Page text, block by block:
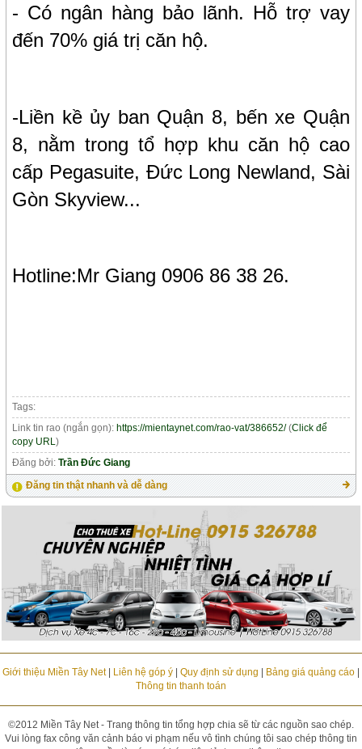
- Có ngân hàng bảo lãnh. Hỗ trợ vay
đến 70% giá trị căn hộ.
-Liền kề ủy ban Quận 8, bến xe Quận
8, nằm trong tổ hợp khu căn hộ cao
cấp Pegasuite, Đức Long Newland, Sài
Gòn Skyview...
Hotline:Mr Giang 0906 86 38 26.
Tags:
Link tin rao (ngắn gọn):https://mientaynet.com/rao-vat/386652/(Click để
copy URL)
Đăng bởi:Trần Đức Giang
Đăng tin thật nhanh và dễ dàng
Giới thiệu Miền Tây Net| Liên hệ góp ý| Quy định sử dụng | Bảng giá quảng cáo|
Thông tin thanh toán
©2012 Miền Tây Net - Trang thông tin tổng hợp chia sẽ từ các nguồn sao chép.
Vui lòng fax công văn cảnh báo vi phạm nếu vô tình chúng tôi sao chép thông tin